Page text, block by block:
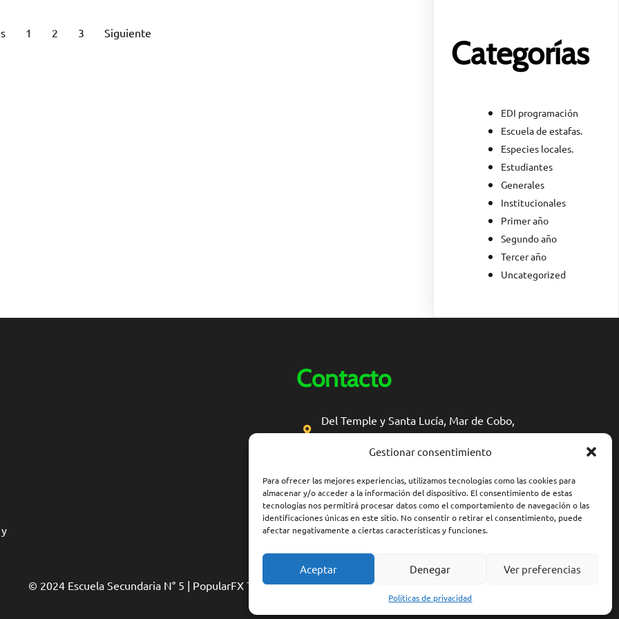
Gestionar consentimiento
Para ofrecer las mejores experiencias, utilizamos tecnologías como las cookies para
almacenar y/o acceder a la información del dispositivo. El consentimiento de estas
tecnologías nos permitirá procesar datos como el comportamiento de navegación o las
identificaciones únicas en este sitio. No consentir o retirar el consentimiento, puede
afectar negativamente a ciertas características y funciones.
Aceptar Denegar Ver preferencias
Políticas de privacidad
1 2 3 Siguiente
Categorías
EDI programación
Escuela de estafas.
Especies locales.
Estudiantes
Generales
Institucionales
Primer año
Segundo año
Tercer año
Uncategorized
Contacto
Del Temple y Santa Lucía, Mar de Cobo,
Provincia de Buenos Aires
secundaria5marchiquita@abc.gob.ar
© 2024 Escuela Secundaria N° 5 | PopularFX Theme